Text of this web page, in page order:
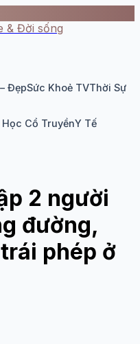
& Đời sống
ĐẹpSức Khoẻ TVThời Sự
Học Cổ TruyềnY Tế
2 người
đường,
phép ở